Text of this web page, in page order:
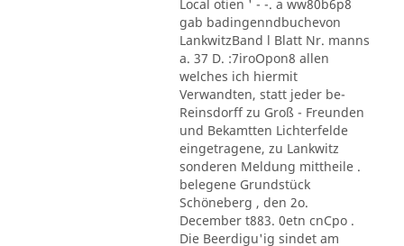
Local otien ' - -. a ww80b6p8
gab badingenndbuchevon
LankwitzBand l Blatt Nr. manns
a. 37 D. :7iroOpon8 allen
welches ich hiermit
Verwandten, statt jeder be-
Reinsdorff zu Groß - Freunden
und Bekamtten Lichterfelde
eingetragene, zu Lankwitz
sonderen Meldung mittheile .
belegene Grundstück
Schöneberg , den 2o.
December t883. 0etn cnCpo .
Die Beerdigu'ig sindet am